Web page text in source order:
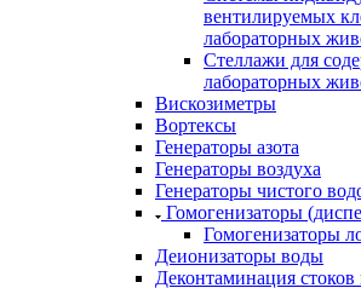
вентилируемых
лабораторных
Стеллажи для
лабораторных
Вискозиметры
Вортексы
Генераторы азота
Генераторы воздуха
Генераторы чистого
Гомогенизаторы
Гомогенизаторы
Деионизаторы воды
Деконтаминация